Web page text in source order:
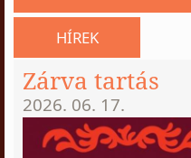
HÍREK
Zárva tartás
2026. 06. 17.